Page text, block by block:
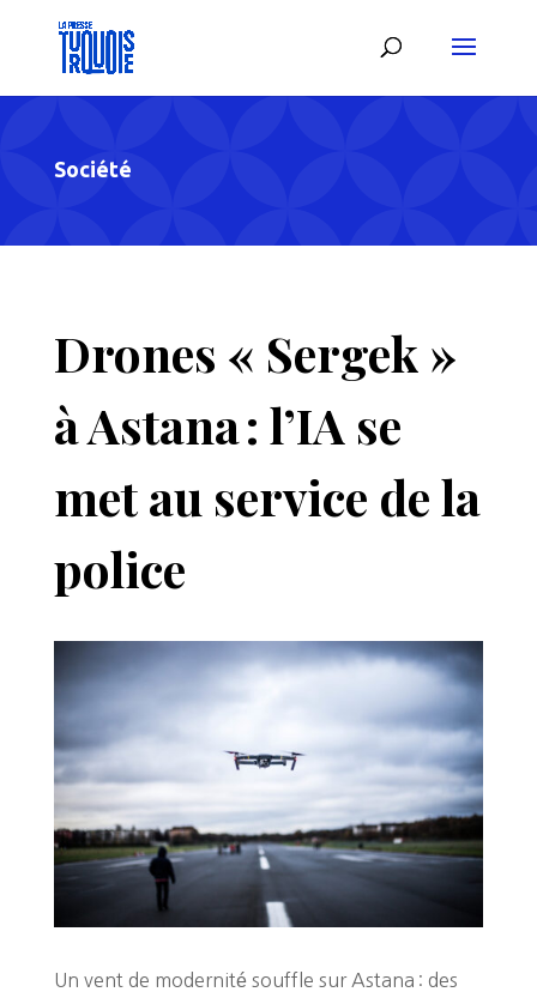
Société
Drones « Sergek »
à Astana : l’IA se
met au service de la
police
Un vent de modernité souffle sur Astana : des